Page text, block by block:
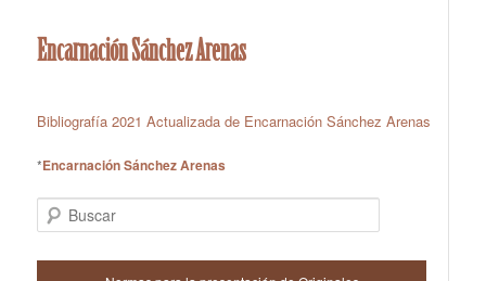
Encarnación Sánchez Arenas
Bibliografía 2021 Actualizada de Encarnación Sánchez Arenas
*Encarnación Sánchez Arenas
Buscar